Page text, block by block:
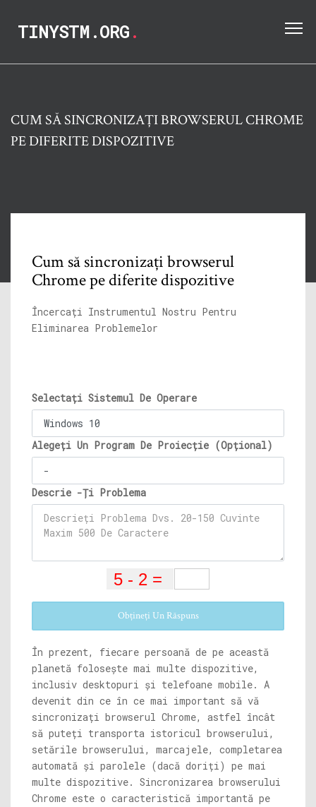
TINYSTM.ORG.
CUM SĂ SINCRONIZAȚI BROWSERUL CHROME
PE DIFERITE DISPOZITIVE
Cum să sincronizați browserul
Chrome pe diferite dispozitive
Încercați Instrumentul Nostru Pentru
Eliminarea Problemelor
Selectați Sistemul De Operare
Alegeți Un Program De Proiecție (Opțional)
Descrie -Ți Problema
Obțineți Un Răspuns
În prezent, fiecare persoană de pe această
planetă folosește mai multe dispozitive,
inclusiv desktopuri și telefoane mobile. A
devenit din ce în ce mai important să vă
sincronizați browserul Chrome, astfel încât
să puteți transporta istoricul browserului,
setările browserului, marcajele, completarea
automată și parolele (dacă doriți) pe mai
multe dispozitive. Sincronizarea browserului
Chrome este o caracteristică importantă pe